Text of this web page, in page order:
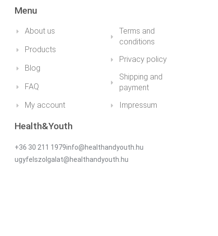
Menu
About us
Products
Blog
FAQ
My account
Terms and
conditions
Privacy policy
Shipping and
payment
Impressum
Health&Youth
+36 30 211 1979info@healthandyouth.hu
ugyfelszolgalat@healthandyouth.hu